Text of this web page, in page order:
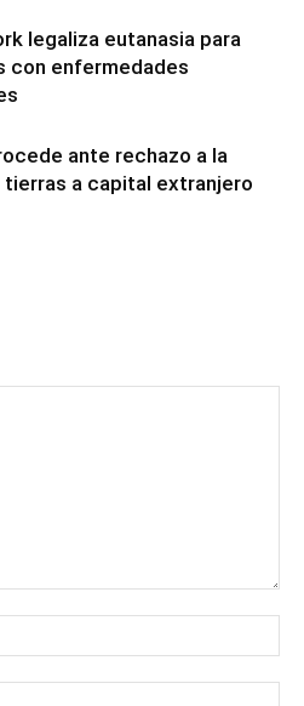
legaliza eutanasia para
con enfermedades
ante rechazo a la
tierras a capital extranjero